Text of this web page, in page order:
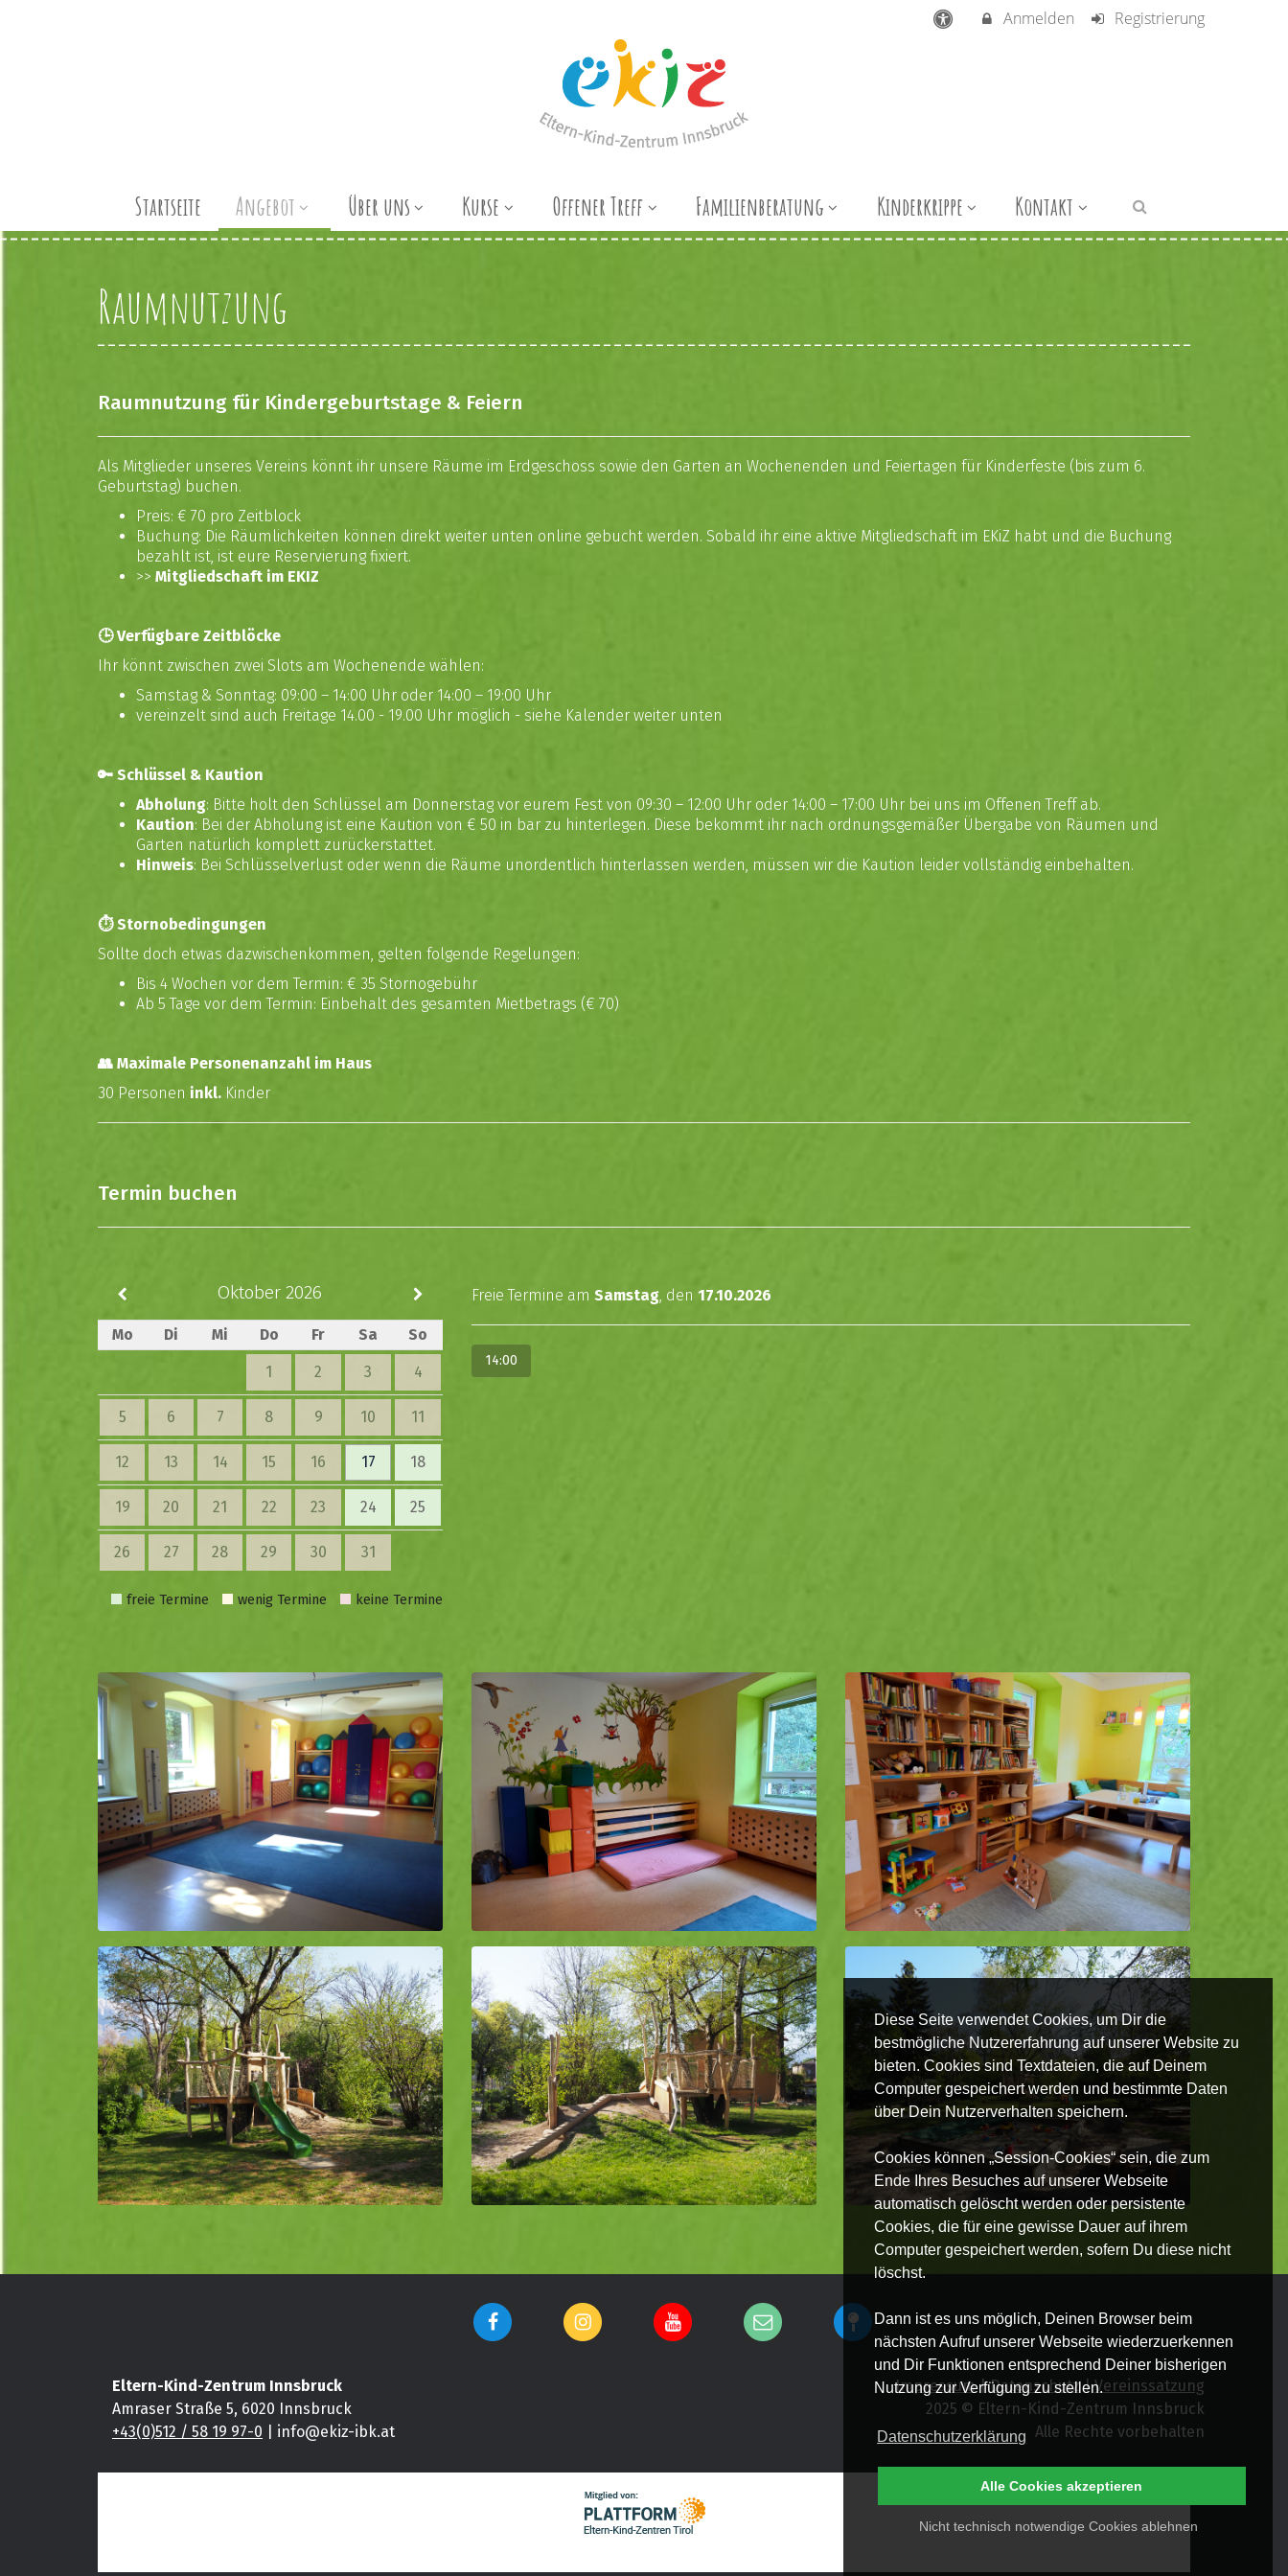
Diese Seite verwendet Cookies, um Dir die
bestmögliche Nutzererfahrung auf unserer Website zu
bieten. Cookies sind Textdateien, die auf Deinem
Computer gespeichert werden und bestimmte Daten
über Dein Nutzerverhalten speichern.
Cookies können „Session-Cookies“ sein, die zum
Ende Ihres Besuches auf unserer Webseite
automatisch gelöscht werden oder persistente
Cookies, die für eine gewisse Dauer auf ihrem
Computer gespeichert werden, sofern Du diese nicht
löschst.
Dann ist es uns möglich, Deinen Browser beim
nächsten Aufruf unserer Webseite wiederzuerkennen
und Dir Funktionen entsprechend Deiner bisherigen
Nutzung zur Verfügung zu stellen.
Datenschutzerklärung
Nicht technisch notwendige Cookies ablehnen
Alle Cookies akzeptieren
Anmelden Registrierung
Startseite Angebot Über uns Kurse Offener Treff Familienberatung Kinderkrippe Kontakt
Raumnutzung
Raumnutzung für Kindergeburtstage & Feiern
Als Mitglieder unseres Vereins könnt ihr unsere Räume im Erdgeschoss sowie den Garten an Wochenenden und Feiertagen für Kinderfeste (bis zum 6.
Geburtstag) buchen.
Preis: € 70 pro Zeitblock
Buchung: Die Räumlichkeiten können direkt weiter unten online gebucht werden. Sobald ihr eine aktive Mitgliedschaft im EKiZ habt und die Buchung
bezahlt ist, ist eure Reservierung fixiert.
>> Mitgliedschaft im EKIZ
🕒 Verfügbare Zeitblöcke
Ihr könnt zwischen zwei Slots am Wochenende wählen:
Samstag & Sonntag: 09:00 – 14:00 Uhr oder 14:00 – 19:00 Uhr
vereinzelt sind auch Freitage 14.00 - 19.00 Uhr möglich - siehe Kalender weiter unten
🔑 Schlüssel & Kaution
Abholung: Bitte holt den Schlüssel am Donnerstag vor eurem Fest von 09:30 – 12:00 Uhr oder 14:00 – 17:00 Uhr bei uns im Offenen Treff ab.
Kaution: Bei der Abholung ist eine Kaution von € 50 in bar zu hinterlegen. Diese bekommt ihr nach ordnungsgemäßer Übergabe von Räumen und
Garten natürlich komplett zurückerstattet.
Hinweis: Bei Schlüsselverlust oder wenn die Räume unordentlich hinterlassen werden, müssen wir die Kaution leider vollständig einbehalten.
⏱️ Stornobedingungen
Sollte doch etwas dazwischenkommen, gelten folgende Regelungen:
Bis 4 Wochen vor dem Termin: € 35 Stornogebühr
Ab 5 Tage vor dem Termin: Einbehalt des gesamten Mietbetrags (€ 70)
👥 Maximale Personenanzahl im Haus
30 Personen inkl. Kinder
Termin buchen
Oktober 2026
Mo Di Mi Do Fr Sa So
1 2 3 4
5 6 7 8 9 10 11
12 13 14 15 16 17 18
19 20 21 22 23 24 25
26 27 28 29 30 31
freie Termine wenig Termine keine Termine
Freie Termine am Samstag, den 17.10.2026
14:00
Eltern-Kind-Zentrum Innsbruck
Amraser Straße 5, 6020 Innsbruck
+43(0)512 / 58 19 97-0 | info@ekiz-ibk.at
Impressum|Datenschutz|Vereinssatzung
2025 © Eltern-Kind-Zentrum Innsbruck
Alle Rechte vorbehalten